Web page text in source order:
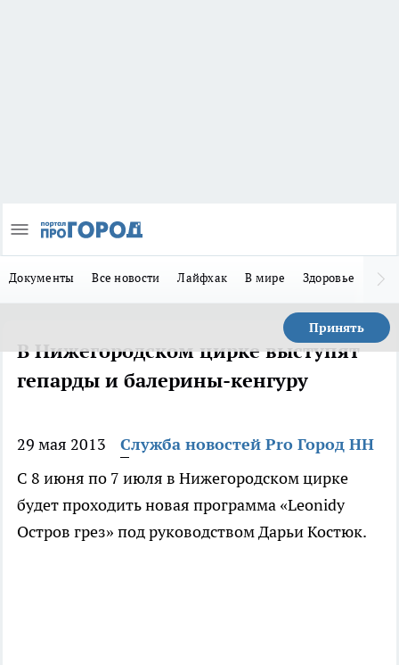
Документы Все новости Лайфхак В мире Здоровье
Принять
В Нижегородском цирке выступят
гепарды и балерины-кенгуру
29 мая 2013
Служба новостей Pro Город НН
С 8 июня по 7 июля в Нижегородском цирке
будет проходить новая программа «Leonidy
Остров грез» под руководством Дарьи Костюк.